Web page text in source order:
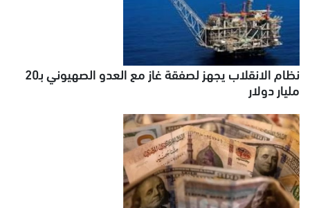
نظام الانقلاب يجهز لصفقة غاز مع العدو الصهيوني بـ20
مليار دولار